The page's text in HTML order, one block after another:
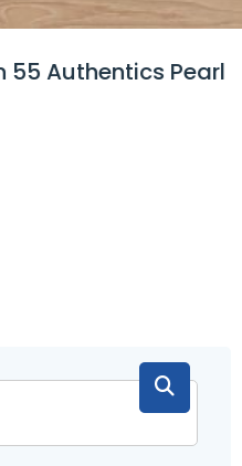
Authentics Pearl